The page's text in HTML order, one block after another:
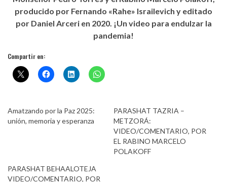
producido por Fernando «Rahe» Israilevich y editado
por Daniel Arceri en 2020. ¡Un video para endulzar la
pandemia!
Compartir en:
Amatzando por la Paz 2025:
unión, memoria y esperanza
PARASHAT TAZRIA –
METZORÁ:
VIDEO/COMENTARIO, POR
EL RABINO MARCELO
POLAKOFF
PARASHAT BEHAALOTEJA
VIDEO/COMENTARIO, POR